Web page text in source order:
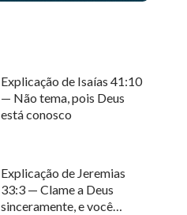
Explicação de Isaías 41:10
— Não tema, pois Deus
está conosco
Explicação de Jeremias
33:3 — Clame a Deus
sinceramente, e você